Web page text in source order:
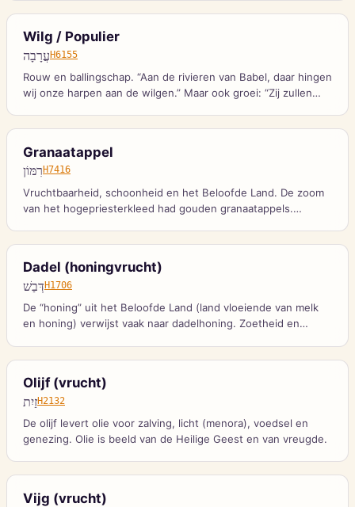
Wilg / Populier
עֲרָבָהH6155
Rouw en ballingschap. “Aan de rivieren van Babel, daar hingen
wij onze harpen aan de wilgen.” Maar ook groei: “Zij zullen
Granaatappel
רִמּוֹן H7416
Vruchtbaarheid, schoonheid en het Beloofde Land. De zoom
van het hogepriesterkleed had gouden granaatappels.
Dadel (honingvrucht)
דְּבַשׁ H1706
De “honing” uit het Beloofde Land (land vloeiende van melk
en honing) verwijst vaak naar dadelhoning. Zoetheid en
Olijf (vrucht)
זַיִתH2132
De olijf levert olie voor zalving, licht (menora), voedsel en
genezing. Olie is beeld van de Heilige Geest en van vreugde.
Vijg (vrucht)